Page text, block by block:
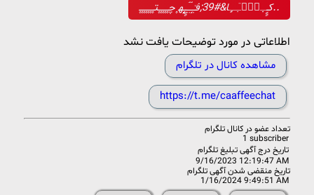
کـٍٍـٜٜـٜۘـٜٓـٍٜا&#39;فـٜ٘ـٍٜـٜۘـٜۘـٍٍـٍٍٜٜ‍ٍٍه‍ ۪ٜچـ۪ٜـ۪ٜـ۪ٜـ۪ٜـ۪ٜتـ۪ٜـ۪ٜـ۪ٜـ۪ٜـ۪ٜـ۪ٜـ۪ٜ..
اطلاعاتی در مورد توضیحات یافت نشد
مشاهده کانال در تلگرام
https://t.me/caaffeechat
تعداد عضو در کانال تلگرام
1 subscriber
تاریخ درج آگهی تبلیغ تلگرام
9/16/2023 12:19:47 AM
تاریخ منقضی شدن آگهی تلگرام
1/16/2024 9:49:51 AM